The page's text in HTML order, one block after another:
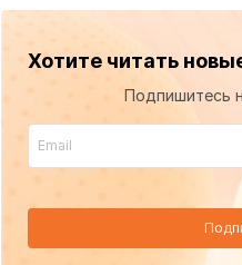
Хотите читать
Подпишитесь